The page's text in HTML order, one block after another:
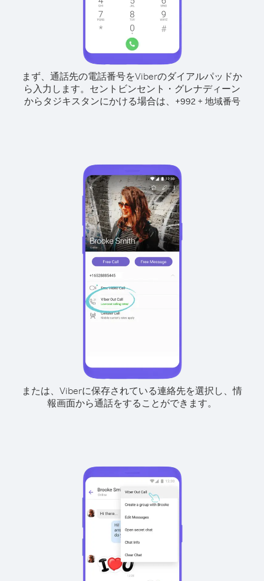
まず、通話先の電話番号をViberのダイアルパッドか
ら入力します。 セントビンセント・グレナディーン
からタジキスタンにかける場合は、
+992+ 地域番号
または、Viberに保存されている連絡先を選択し、情
報画面から通話をすることができます。